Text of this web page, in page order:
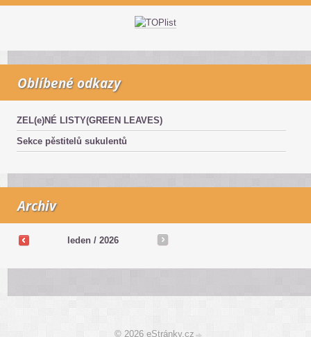
Oblíbené odkazy
ZEL(e)NÉ LISTY(GREEN LEAVES)
Sekce pěstitelů sukulentů
Archiv
leden / 2026
© 2026 eStránky.cz